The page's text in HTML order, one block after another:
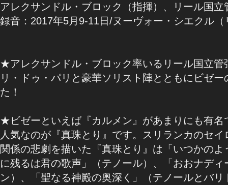
アレクサンドル・ブロック（指揮）、リール国立
録音：2017年5月9-11日/ヌーヴォー・シエクル（
★アレクサンドル・ブロック率いるリール国立
リ・ドゥ・パリと豪華ソリスト陣とともにビゼ
た！
★ビゼーといえば『カルメン』があまりにも有
人気なのが『真珠とり』です。スリランカのセ
関係の悲劇を描いた『真珠とり』は「いつかの
に残るは君の歌声」（テノール）、「おおナデ
ン）、「聖なる神殿の奥深く」（テノールとバ